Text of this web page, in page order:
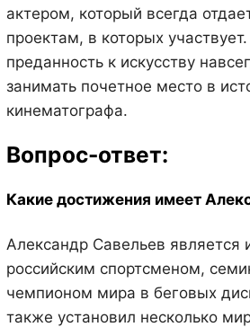
актером, который всегда
проектам, в которых
преданность к искусству
занимать почетное место в
кинематографа.
Вопрос-ответ:
Какие достижения имеет
Александр Савельев является
российским спортсменом,
чемпионом мира в беговых
также установил несколько